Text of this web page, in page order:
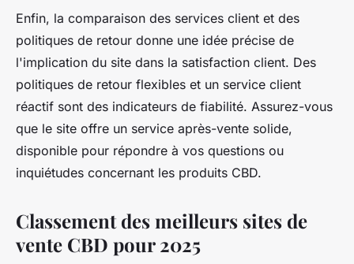
Enfin, la comparaison des services client et des
politiques de retour donne une idée précise de
l'implication du site dans la satisfaction client. Des
politiques de retour flexibles et un service client
réactif sont des indicateurs de fiabilité. Assurez-vous
que le site offre un service après-vente solide,
disponible pour répondre à vos questions ou
inquiétudes concernant les produits CBD.
Classement des meilleurs sites de
vente CBD pour 2025